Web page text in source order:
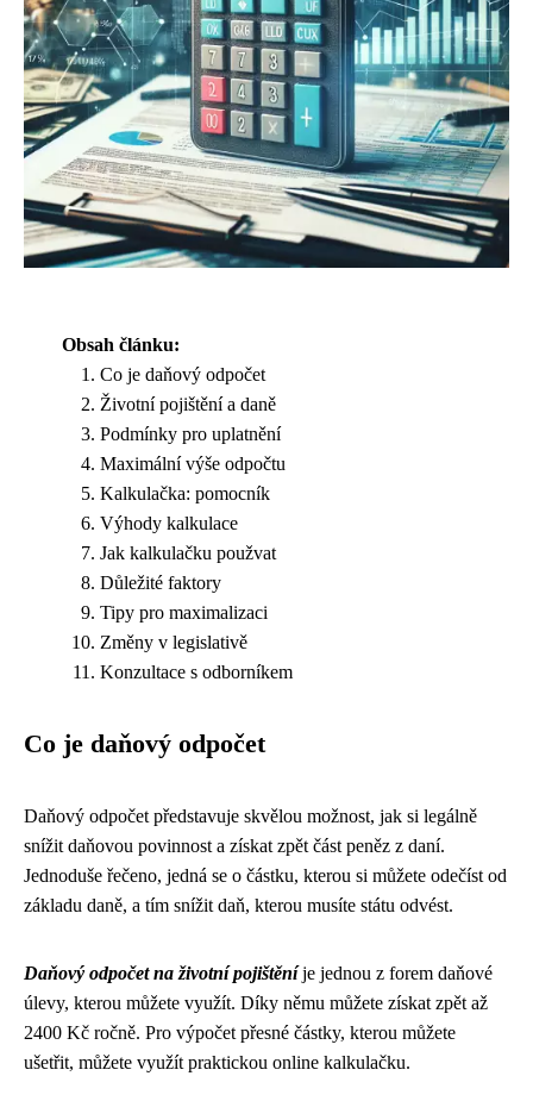
Obsah článku:
Co je daňový odpočet
Životní pojištění a daně
Podmínky pro uplatnění
Maximální výše odpočtu
Kalkulačka: pomocník
Výhody kalkulace
Jak kalkulačku použvat
Důležité faktory
Tipy pro maximalizaci
Změny v legislativě
Konzultace s odborníkem
Co je daňový odpočet
Daňový odpočet představuje skvělou možnost, jak si legálně
snížit daňovou povinnost a získat zpět část peněz z daní.
Jednoduše řečeno, jedná se o částku, kterou si můžete odečíst od
základu daně, a tím snížit daň, kterou musíte státu odvést.
Daňový odpočet na životní pojištěníje jednou z forem daňové
úlevy, kterou můžete využít. Díky němu můžete získat zpět až
2400 Kč ročně. Pro výpočet přesné částky, kterou můžete
ušetřit, můžete využít praktickou online kalkulačku.